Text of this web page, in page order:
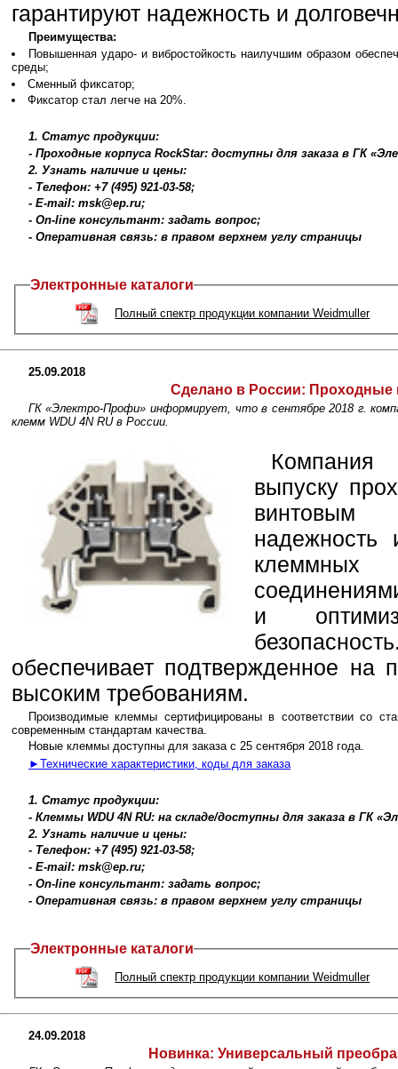
гарантируют надежность и
Преимущества:
Повышенная ударо- и вибростойкость наилучшим образом
среды;
Сменный фиксатор;
Фиксатор стал легче на 20%.
1. Статус продукции:
- Проходные корпуса RockStar: доступны для заказа в ГК
2. Узнать наличие и цены:
- Телефон: +7 (495) 921-03-58;
- E-mail: msk@ep.ru;
- On-line консультант: задать вопрос;
- Оперативная связь: в правом верхнем углу страницы
Электронные каталоги
Полный спектр продукции компании Weidmuller
25.09.2018
Сделано в России: Проходные
ГК «Электро-Профи» информирует, что в сентябре 2018 г.
клемм WDU 4N RU в России.
Компания
выпуску
винтовым
надежность
и
обеспечивает подтвержденное на
высоким требованиям.
Производимые клеммы сертифицированы в соответствии со
современным стандартам качества.
Новые клеммы доступны для заказа с 25 сентября 2018 года.
►Технические характеристики, коды для заказа
1. Статус продукции:
- Клеммы WDU 4N RU: на складе/доступны для заказа в ГК
2. Узнать наличие и цены:
- Телефон: +7 (495) 921-03-58;
- E-mail: msk@ep.ru;
- On-line консультант: задать вопрос;
- Оперативная связь: в правом верхнем углу страницы
Электронные каталоги
Полный спектр продукции компании Weidmuller
24.09.2018
Новинка: Универсальный